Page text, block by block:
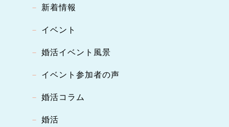
新着情報
イベント
婚活イベント風景
イベント参加者の声
婚活コラム
婚活